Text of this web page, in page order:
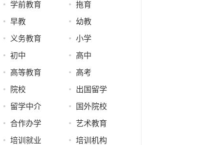
学前教育 拖育
早教 幼教
义务教育 小学
初中 高中
高等教育 高考
院校 出国留学
留学中介 国外院校
合作办学 艺术教育
培训就业 培训机构